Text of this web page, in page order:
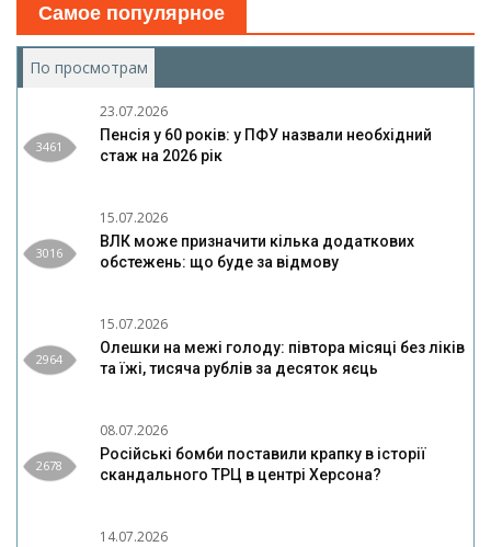
Самое популярное
По просмотрам
3461
23.07.2026
Пенсія у 60 років: у ПФУ назвали необхідний
стаж на 2026 рік
3016
15.07.2026
ВЛК може призначити кілька додаткових
обстежень: що буде за відмову
2964
15.07.2026
Олешки на межі голоду: півтора місяці без ліків
та їжі, тисяча рублів за десяток яєць
2678
08.07.2026
Російські бомби поставили крапку в історії
скандального ТРЦ в центрі Херсона?
14.07.2026